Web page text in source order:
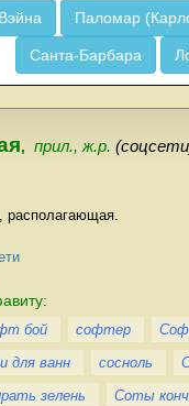
Паломар
Санта-Барбара
, прил., ж.р.
располагающая.
бой софтер
для ванн сосноль
зелень Соты